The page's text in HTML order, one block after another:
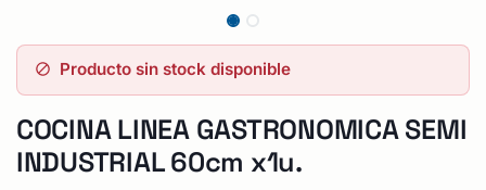
Producto sin stock disponible
COCINA LINEA GASTRONOMICA SEMI
INDUSTRIAL 60cm x1u.